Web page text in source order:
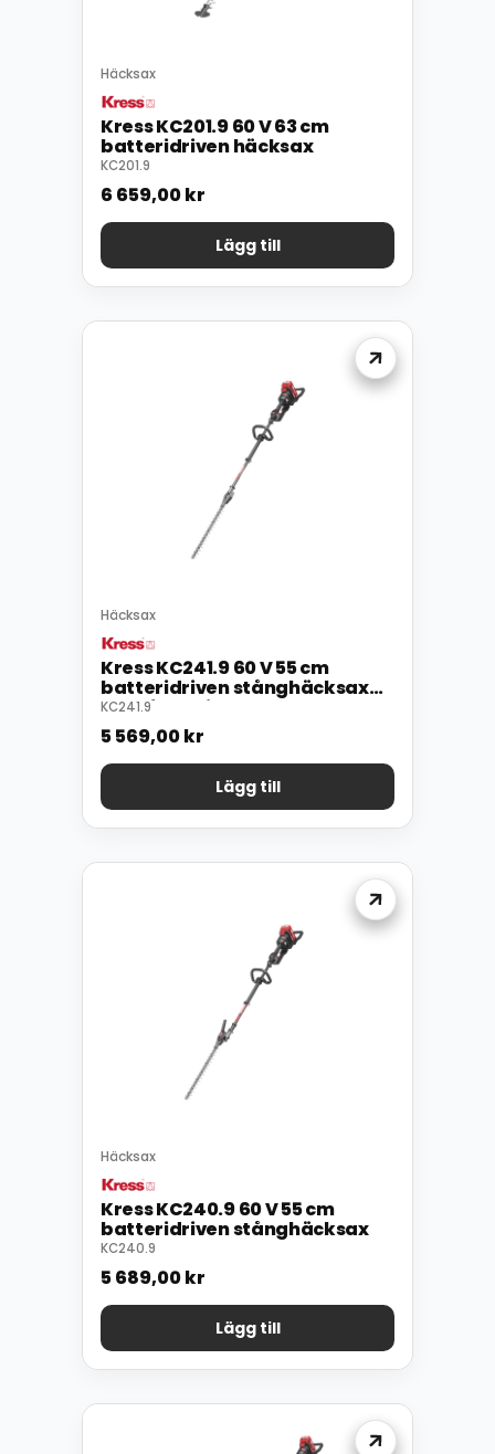
Häcksax
Kress KC201.9 60 V 63 cm
batteridriven häcksax
KC201.9
6 659,00kr
Lägg till
Häcksax
Kress KC241.9 60 V 55 cm
batteridriven stånghäcksax
med fast klipphuvud
KC241.9
5 569,00kr
Lägg till
Häcksax
Kress KC240.9 60 V 55 cm
batteridriven stånghäcksax
KC240.9
5 689,00kr
Lägg till